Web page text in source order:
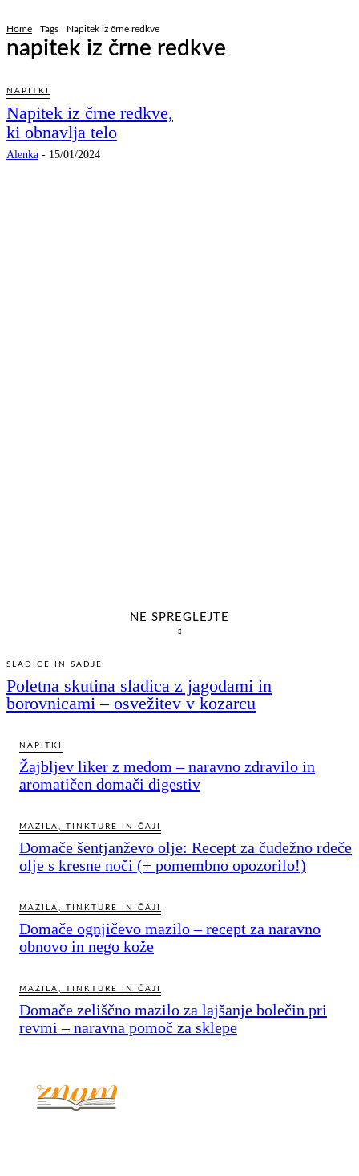
Home Tags Napitek iz črne redkve
napitek iz črne redkve
NAPITKI
Napitek iz črne redkve,
ki obnavlja telo
Alenka - 15/01/2024
NE SPREGLEJTE
SLADICE IN SADJE
Poletna skutina sladica z jagodami in
borovnicami – osvežitev v kozarcu
NAPITKI
Žajbljev liker z medom – naravno zdravilo in
aromatičen domači digestiv
MAZILA, TINKTURE IN ČAJI
Domače šentjanževo olje: Recept za čudežno rdeče
olje s kresne noči (+ pomembno opozorilo!)
MAZILA, TINKTURE IN ČAJI
Domače ognjičevo mazilo – recept za naravno
obnovo in nego kože
MAZILA, TINKTURE IN ČAJI
Domače zeliščno mazilo za lajšanje bolečin pri
revmi – naravna pomoč za sklepe